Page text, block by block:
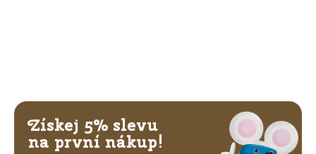
Získej 5% slevu
na první nákup!